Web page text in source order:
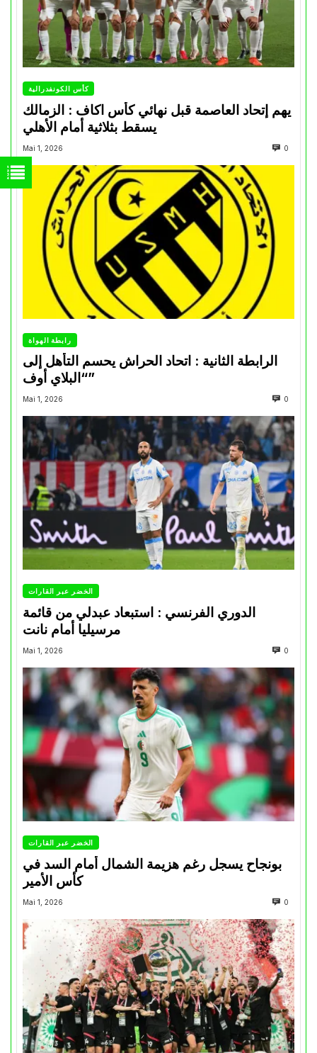
كأس الكونفدرالية
يهم إتحاد العاصمة قبل نهائي كأس اكاف : الزمالك
Mai 1, 2026 0
رابطة الهواة
الرابطة الثانية : اتحاد الحراش يحسم التأهل إلى
“البلاي أوف”
Mai 1, 2026 0
الخضر عبر القارات
الدوري الفرنسي : استبعاد عبدلي من قائمة
مرسيليا أمام نانت
Mai 1, 2026 0
الخضر عبر القارات
بونجاح يسجل رغم هزيمة الشمال أمام السد في
كأس الأمير
Mai 1, 2026 0